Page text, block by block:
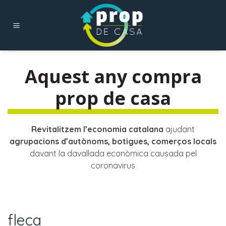
content
Aquest any compra
prop de casa
Revitalitzem l’economia catalana ajudant
agrupacions d’autònoms, botigues, comerços locals
davant la davallada econòmica causada pel
coronavirus
fleca